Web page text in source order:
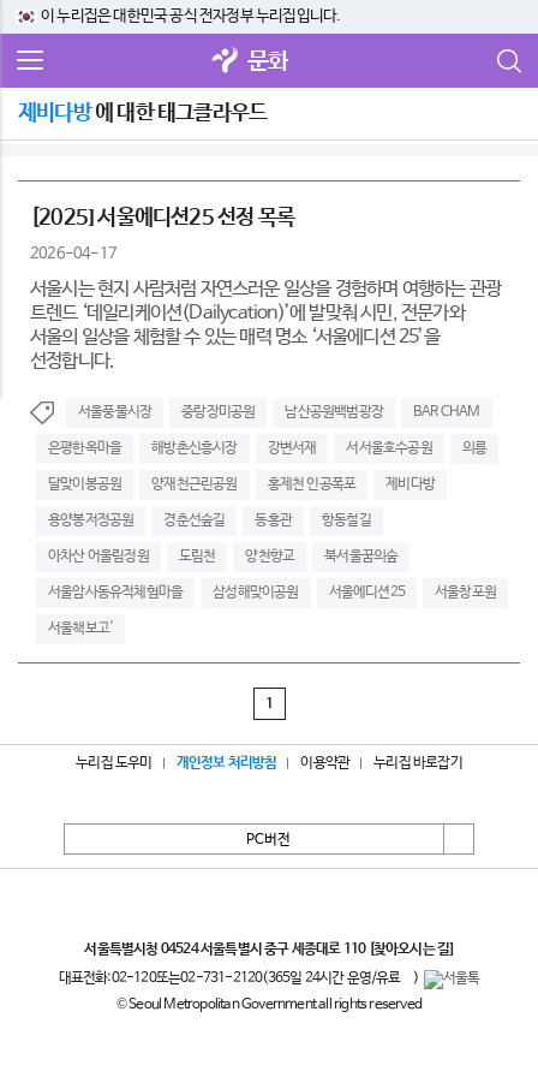
이 누리집은 대한민국 공식 전자정부 누리집입니다.
문화
제비다방에 대한 태그클라우드
[2025] 서울에디션25 선정 목록
2026-04-17
서울시는 현지 사람처럼 자연스러운 일상을 경험하며 여행하는 관광
트렌드 ‘데일리케이션(Dailycation)’에 발맞춰 시민, 전문가와
서울의 일상을 체험할 수 있는 매력 명소 ‘서울에디션 25’을
선정합니다.
서울풍물시장 중랑장미공원 남산공원백범광장 BAR CHAM
은평한옥마을 해방촌신흥시장 강변서재 서서울호수공원 의릉
달맞이봉공원 양재천근린공원 홍제천 인공폭포 제비다방
용양봉저정공원 경춘선숲길 동홍관 항동철길
아차산 어울림정원 도림천 양천향교 북서울꿈의숲
서울암사동유적체험마을 삼성해맞이공원 서울에디션25 서울창포원
서울책보고'
1
누리집 도우미 개인정보 처리방침 이용약관 누리집 바로잡기
PC버전
서울특별시청 04524 서울특별시 중구 세종대로 110 [찾아오시는 길]
대표전화:02-120또는02-731-2120(365일 24시간 운영/유료
)
© Seoul Metropolitan Government all rights reserved